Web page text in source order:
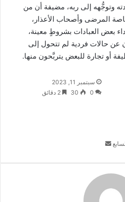
وتوجُّهه إلى ربه، مضيفة أن من
المرضى وأصحاب الأعذار،
بعض العبادات بشروطٍ معينة،
عن حالات فردية لم تتحول إلى
أو تجارة للبعض يتربَّحون منها.
أرسل
بريدا
سبتمبر 11, 2023
0
30